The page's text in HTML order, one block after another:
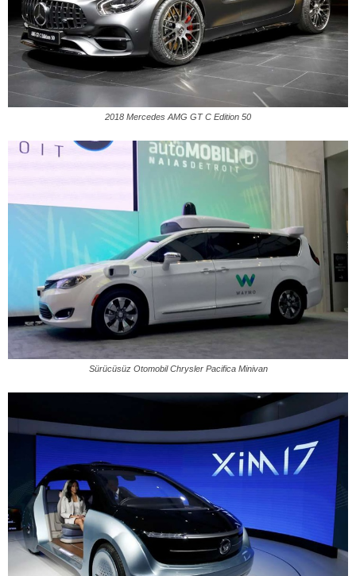
2018 Mercedes AMG GT C Edition 50
Sürücüsüz Otomobil Chrysler Pacifica Minivan